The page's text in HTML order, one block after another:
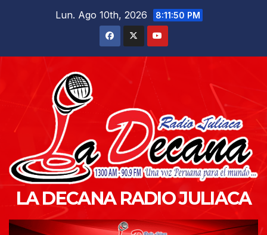
Lun. Ago 10th, 2026 8:11:51 PM
LA DECANA RADIO JULIACA